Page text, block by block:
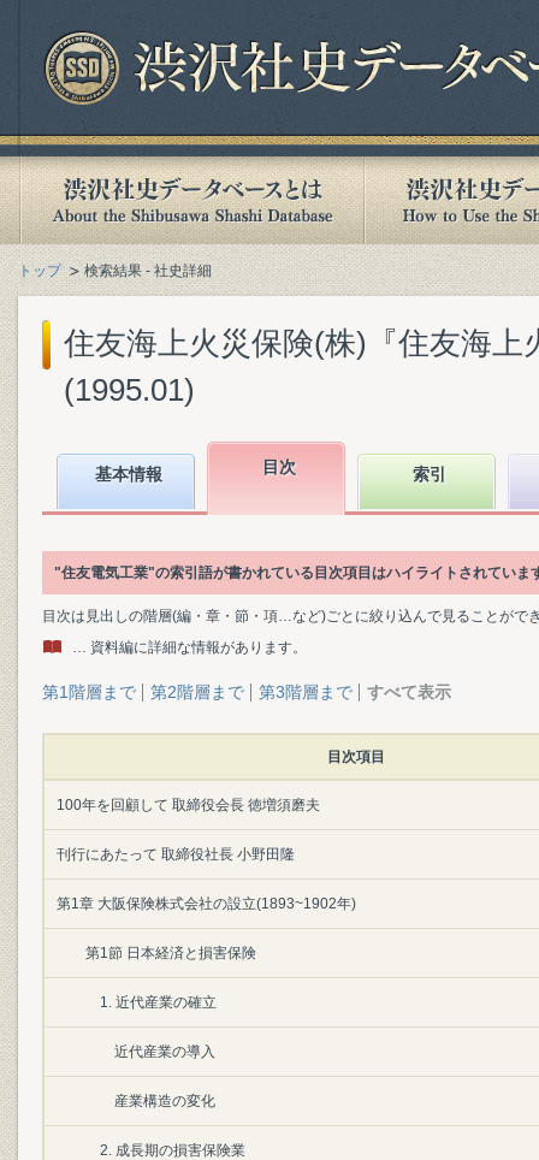
トップ 検索結果 - 社史詳細
住友海上火災保険(株)『住友海上
(1995.01)
基本情報 目次 索引
"住友電気工業"の索引語が書かれている目次項目はハイライトされていま
目次は見出しの階層(編・章・節・項…など)ごとに絞り込んで見ることがで
… 資料編に詳細な情報があります。
第1階層まで 第2階層まで 第3階層まで すべて表示
目次項目
100年を回顧して 取締役会長 徳増須磨夫
刊行にあたって 取締役社長 小野田隆
第1章 大阪保険株式会社の設立(1893~1902年)
第1節 日本経済と損害保険
1. 近代産業の確立
近代産業の導入
産業構造の変化
2. 成長期の損害保険業